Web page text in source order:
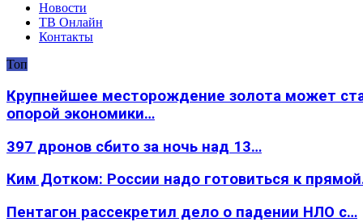
Новости
ТВ Онлайн
Контакты
Топ
Крупнейшее месторождение золота может
опорой экономики…
397 дронов сбито за ночь над 13…
Ким Дотком: России надо готовиться к
Пентагон рассекретил дело о падении НЛО с…